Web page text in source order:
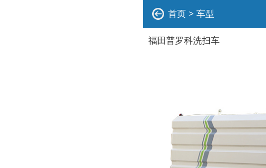
首页 > 车型
福田普罗科洗扫车